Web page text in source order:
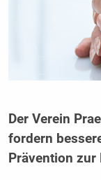
Der Verein
fordern
Prävention